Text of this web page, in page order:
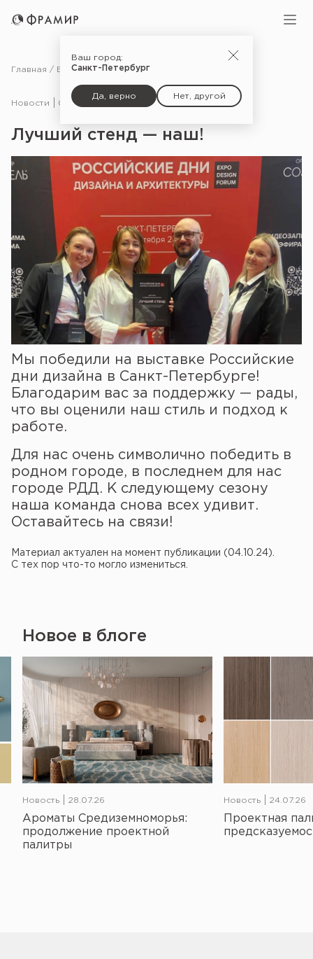
Ваш город:
Санкт-Петербург
Да, верно Нет, другой
Главная Блог Новости
Новости 04.10.24
Лучший стенд — наш!
Мы победили на выставке Российские
дни дизайна в Санкт-Петербурге!
Благодарим вас за поддержку — рады,
что вы оценили наш стиль и подход к
работе.
Для нас очень символично победить в
родном городе, в последнем для нас
городе РДД. К следующему сезону
наша команда снова всех удивит.
Оставайтесь на связи!
Материал актуален на момент публикации (04.10.24).
С тех пор что-то могло измениться.
Новое в блоге
Новость 28.07.26
Ароматы Средиземноморья:
продолжение проектной
палитры
Новость 24.07.26
Проектная